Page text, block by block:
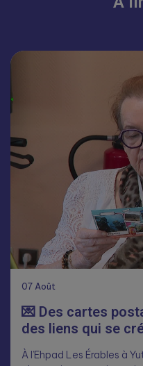
07 Août
💌 Des cartes
des liens qui se
À l’Ehpad Les Érables à